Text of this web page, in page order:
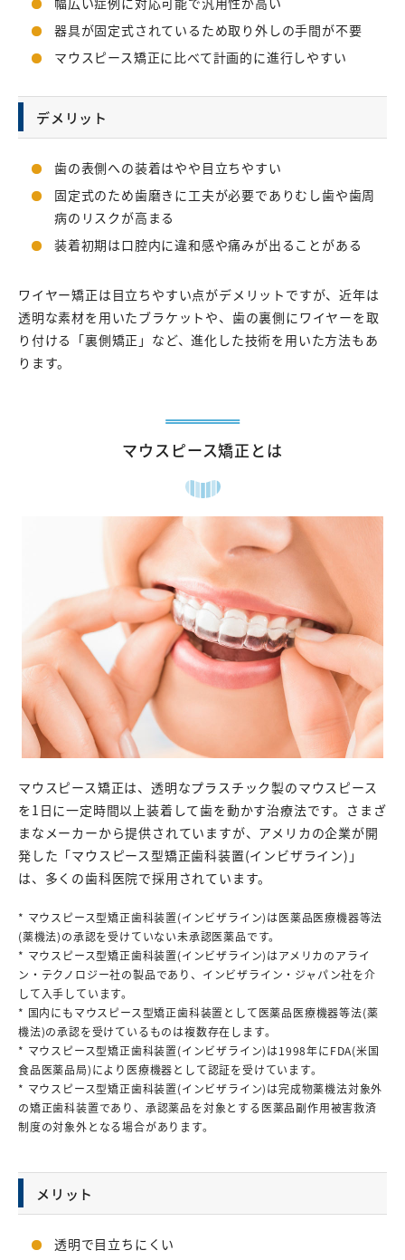
器具が固定式されているため取り外しの手間が不要
マウスピース矯正に比べて計画的に進行しやすい
デメリット
歯の表側への装着はやや目立ちやすい
固定式のため歯磨きに工夫が必要でありむし歯や歯周
病のリスクが高まる
装着初期は口腔内に違和感や痛みが出ることがある
ワイヤー矯正は目立ちやすい点がデメリットですが、近年は
透明な素材を用いたブラケットや、歯の裏側にワイヤーを取
り付ける「裏側矯正」など、進化した技術を用いた方法もあ
ります。
マウスピース矯正とは
マウスピース矯正は、透明なプラスチック製のマウスピース
を1日に一定時間以上装着して歯を動かす治療法です。さまざ
まなメーカーから提供されていますが、アメリカの企業が開
発した「マウスピース型矯正歯科装置(インビザライン)」
は、多くの歯科医院で採用されています。
* マウスピース型矯正歯科装置(インビザライン)は医薬品医療機器等法
(薬機法)の承認を受けていない未承認医薬品です。
* マウスピース型矯正歯科装置(インビザライン)はアメリカのアライ
ン・テクノロジー社の製品であり、インビザライン・ジャパン社を介
して入手しています。
* 国内にもマウスピース型矯正歯科装置として医薬品医療機器等法(薬
機法)の承認を受けているものは複数存在します。
* マウスピース型矯正歯科装置(インビザライン)は1998年にFDA(米国
食品医薬品局)により医療機器として認証を受けています。
* マウスピース型矯正歯科装置(インビザライン)は完成物薬機法対象外
の矯正歯科装置であり、承認薬品を対象とする医薬品副作用被害救済
制度の対象外となる場合があります。
メリット
透明で目立ちにくい